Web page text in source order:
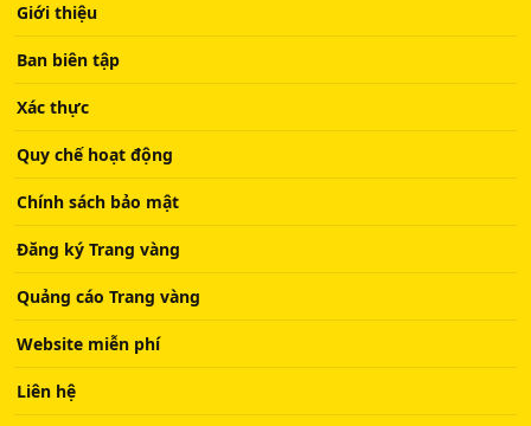
Giới thiệu
Ban biên tập
Xác thực
Quy chế hoạt động
Chính sách bảo mật
Đăng ký Trang vàng
Quảng cáo Trang vàng
Website miễn phí
Liên hệ